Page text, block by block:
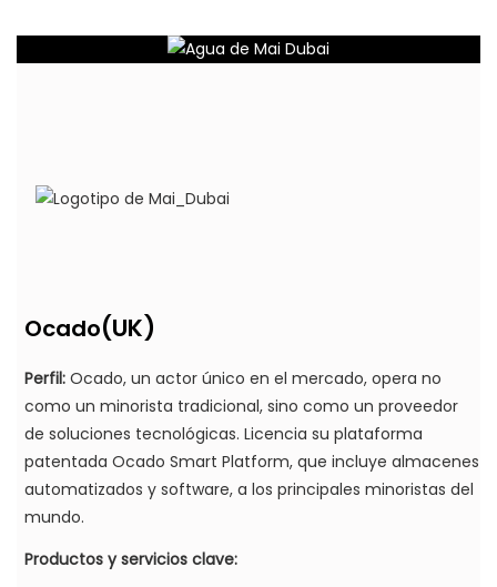
Ocado(UK)
Perfil:Ocado, un actor único en el mercado, opera no
como un minorista tradicional, sino como un proveedor
de soluciones tecnológicas. Licencia su plataforma
patentada Ocado Smart Platform, que incluye almacenes
automatizados y software, a los principales minoristas del
mundo.
Productos y servicios clave: